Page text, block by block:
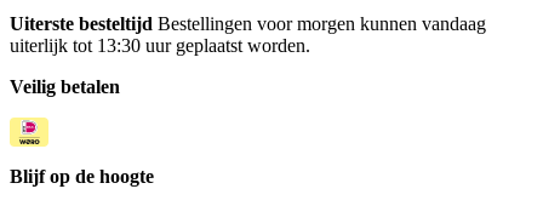
Uiterste besteltijd Bestellingen voor morgen kunnen vandaag
uiterlijk tot 13:30 uur geplaatst worden.
Veilig betalen
Blijf op de hoogte